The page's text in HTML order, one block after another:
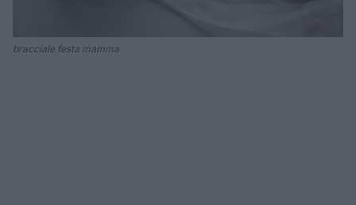
bracciale festa mamma